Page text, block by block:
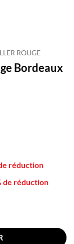
ROUGE
Bordeaux
réduction
de réduction
51x91cm